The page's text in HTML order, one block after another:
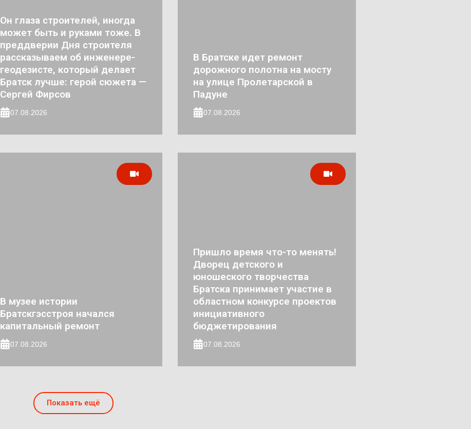
Он глаза строителей, иногда
может быть и руками тоже. В
преддверии Дня строителя
рассказываем об инженере-
геодезисте, который делает
Братск лучше: герой сюжета —
Сергей Фирсов
07.08.2026
В Братске идет ремонт
дорожного полотна на мосту
на улице Пролетарской в
Падуне
07.08.2026
В музее истории
Братскгэсстроя начался
капитальный ремонт
07.08.2026
Пришло время что-то менять!
Дворец детского и
юношеского творчества
Братска принимает участие в
областном конкурсе проектов
инициативного
бюджетирования
07.08.2026
Показать ещё